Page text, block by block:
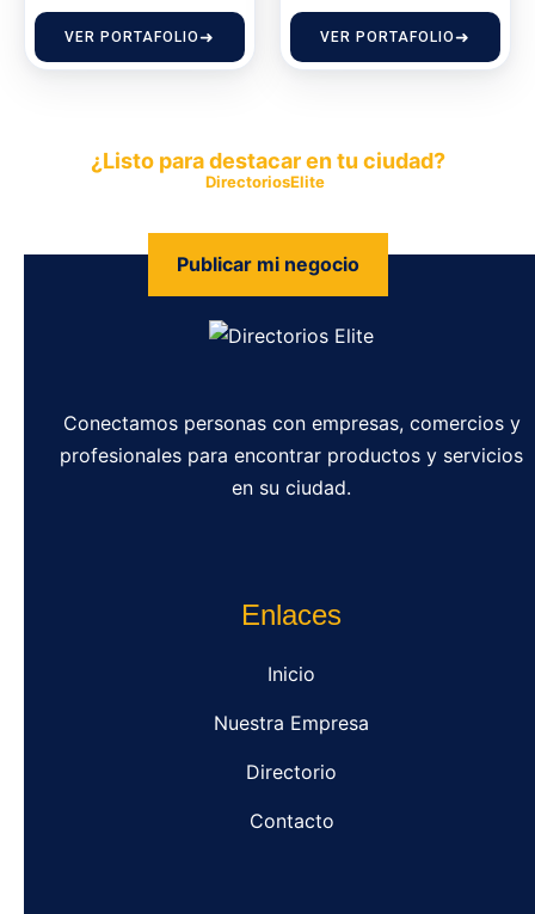
VER PORTAFOLIO VER PORTAFOLIO
¿Listo para destacar en tu ciudad?
DirectoriosElite
Publicar mi negocio
Conectamos personas con empresas, comercios y
profesionales para encontrar productos y servicios
en su ciudad.
Enlaces
Inicio
Nuestra Empresa
Directorio
Contacto